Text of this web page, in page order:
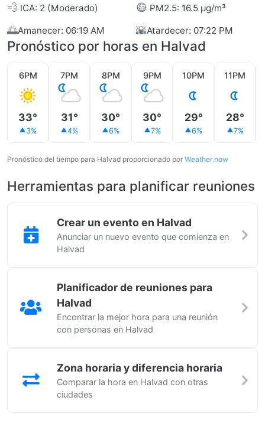
💨 ICA: 2 (Moderado) 😷 PM2.5: 16.5 µg/m³
🌅Amanecer: 06:19 AM 🌇Atardecer: 07:22 PM
Pronóstico por horas en Halvad
6PM
33°
3%
7PM
31°
4%
8PM
30°
6%
9PM
30°
7%
10PM
29°
6%
11PM
28°
7%
Pronóstico del tiempo para Halvad proporcionado por Weather.now
Herramientas para planificar reuniones
Crear un evento en Halvad
Anunciar un nuevo evento que comienza en
Halvad
Planificador de reuniones para
Halvad
Encontrar la mejor hora para una reunión
con personas en Halvad
Zona horaria y diferencia horaria
Comparar la hora en Halvad con otras
ciudades